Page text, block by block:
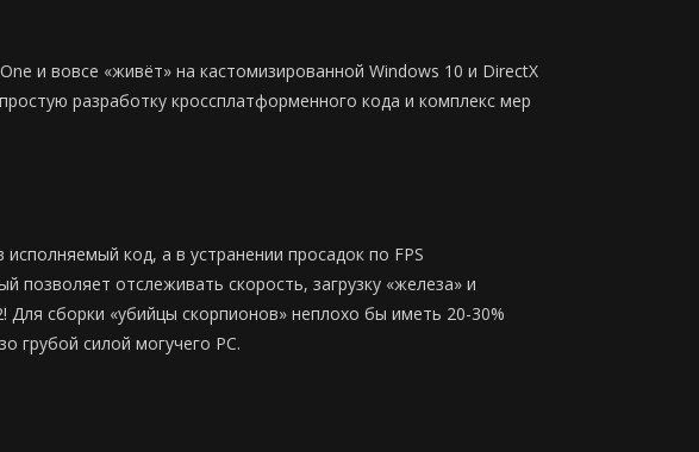
и вовсе «живёт» на кастомизированной Windows 10 и DirectX
разработку кроссплатформенного кода и комплекс мер
код, а в устранении просадок по FPS
отслеживать скорость, загрузку «железа» и
сборки «убийцы cкорпионов» неплохо бы иметь 20-30%
грубой силой могучего PC.